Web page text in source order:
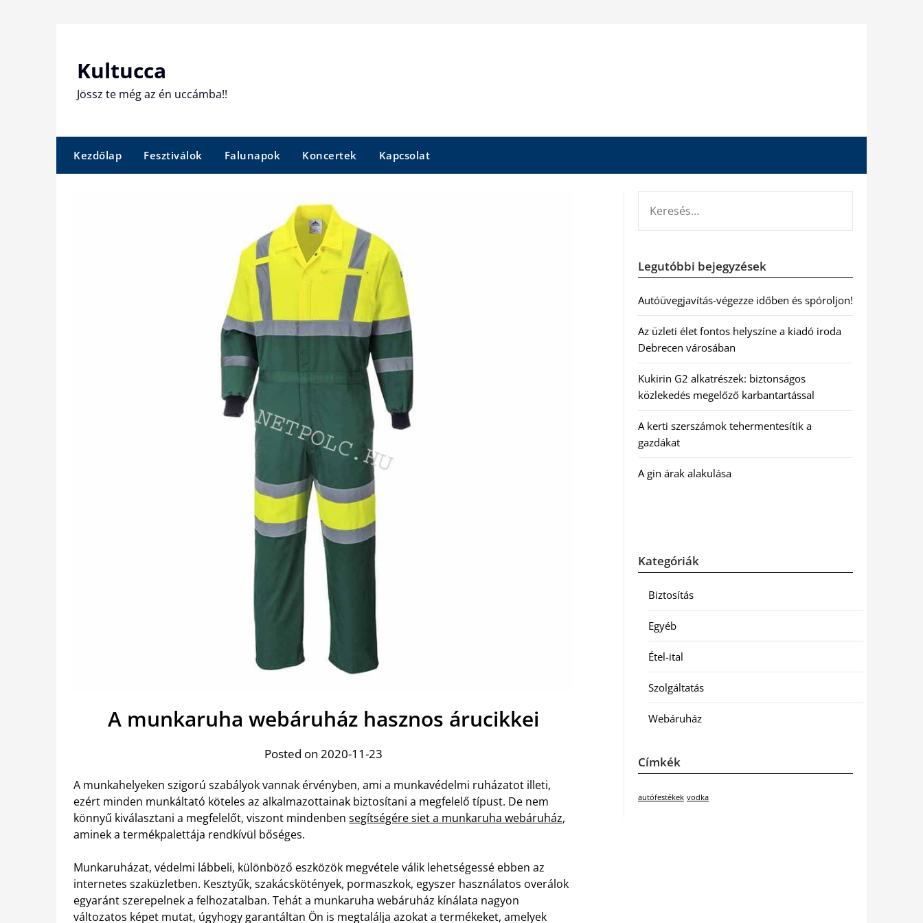
Kultucca
Jössz te még az én uccámba!!
Kezdőlap Fesztiválok Falunapok Koncertek Kapcsolat
A munkaruha webáruház hasznos árucikkei
Posted on 2020-11-23
A munkahelyeken szigorú szabályok vannak érvényben, ami a munkavédelmi ruházatot illeti,
ezért minden munkáltató köteles az alkalmazottainak biztosítani a megfelelő típust. De nem
könnyű kiválasztani a megfelelőt, viszont mindenben segítségére siet a munkaruha webáruház,
aminek a termékpalettája rendkívül bőséges.
Munkaruházat, védelmi lábbeli, különböző eszközök megvétele válik lehetségessé ebben az
internetes szaküzletben. Kesztyűk, szakácskötények, pormaszkok, egyszer használatos overálok
egyaránt szerepelnek a felhozatalban. Tehát a munkaruha webáruház kínálata nagyon
változatos képet mutat, úgyhogy garantáltan Ön is megtalálja azokat a termékeket, amelyek
Legutóbbi bejegyzések
Autóüvegjavítás-végezze időben és spóroljon!
Az üzleti élet fontos helyszíne a kiadó iroda
Debrecen városában
Kukirin G2 alkatrészek: biztonságos
közlekedés megelőző karbantartással
A kerti szerszámok tehermentesítik a
gazdákat
A gin árak alakulása
Kategóriák
Biztosítás
Egyéb
Étel-ital
Szolgáltatás
Webáruház
Címkék
autófestékek vodka